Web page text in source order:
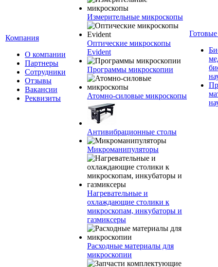
Компания
О компании
Партнеры
Сотрудники
Отзывы
Вакансии
Реквизиты
Измерительные микроскопы
Оптические микроскопы
Evident
Программы микроскопии
Атомно-силовые микроскопы
Антивибрационные столы
Микроманипуляторы
Нагревательные и
охлаждающие столики к
микроскопам, инкубаторы и
газмиксеры
Расходные материалы для
микроскопии